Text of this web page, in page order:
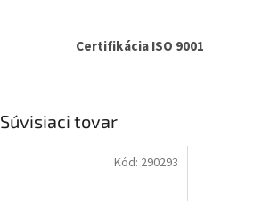
Certifikácia ISO 9001
Súvisiaci tovar
Kód: 290293